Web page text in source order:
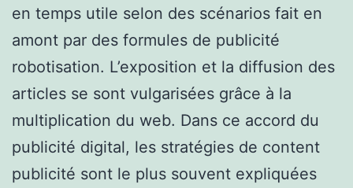
en temps utile selon des scénarios fait en
amont par des formules de publicité
robotisation. L’exposition et la diffusion des
articles se sont vulgarisées grâce à la
multiplication du web. Dans ce accord du
publicité digital, les stratégies de content
publicité sont le plus souvent expliquées